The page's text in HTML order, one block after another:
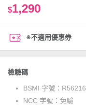
$1,290
※不適用優惠券
檢驗碼
BSMI 字號： R56216
NCC 字號： 免驗